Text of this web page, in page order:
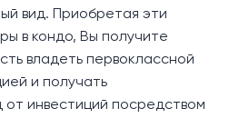
вид. Приобретая эти
в кондо, Вы получите
владеть первоклассной
и получать
инвестиций посредством